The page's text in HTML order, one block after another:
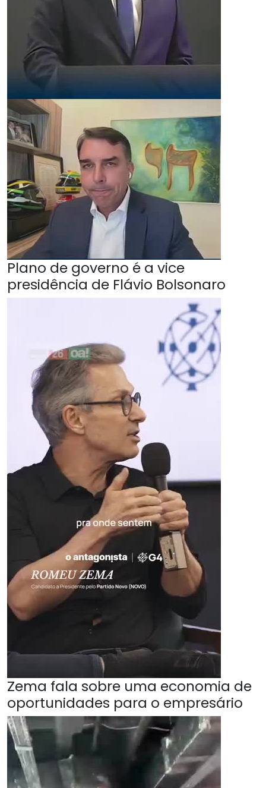
Plano de governo é a vice
presidência de Flávio Bolsonaro
Zema fala sobre uma economia de
oportunidades para o empresário